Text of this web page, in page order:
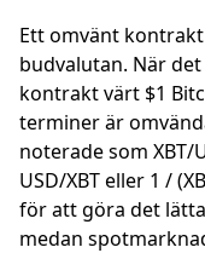
Ett omvänt
budvalutan. När
kontrakt värt $1
terminer är
noterade som XBT/
USD/XBT eller 1 /
för att göra det
medan